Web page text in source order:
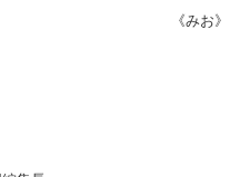
《みお》